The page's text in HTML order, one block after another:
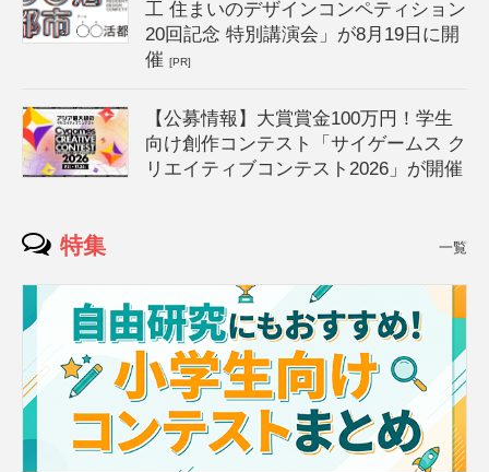
工 住まいのデザインコンペティション
20回記念 特別講演会」が8月19日に開
催[PR]
【公募情報】大賞賞金100万円！学生
向け創作コンテスト「サイゲームス ク
リエイティブコンテスト2026」が開催
特集 一覧